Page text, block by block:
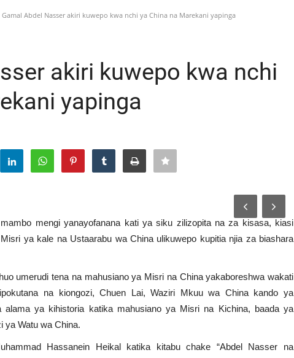
Gamal Abdel Nasser akiri kuwepo kwa nchi ya China na Marekani yapinga
akiri kuwepo kwa nchi
yapinga
mengi yanayofanana kati ya siku zilizopita na za kisasa, kiasi
ya kale na Ustaarabu wa China ulikuwepo kupitia njia za biashara
umerudi tena na mahusiano ya Misri na China yakaboreshwa wakati
na kiongozi, Chuen Lai, Waziri Mkuu wa China kando ya
alama ya kihistoria katika mahusiano ya Misri na Kichina, baada ya
ya Watu wa China.
Hassanein Heikal katika kitabu chake “Abdel Nasser na